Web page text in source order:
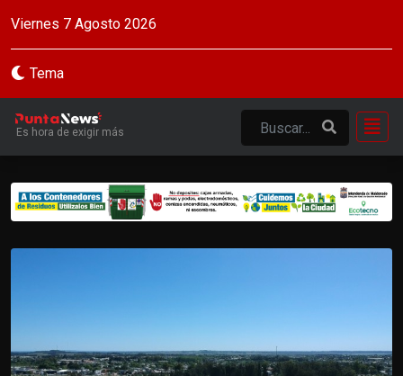
Viernes 7 Agosto 2026
Tema
Es hora de exigir más